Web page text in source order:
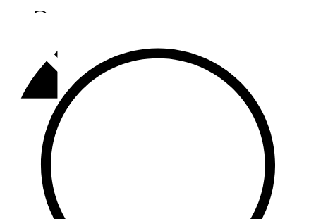
Әлмәт
92,9 FM
Базарлы матак
107,1 FM
Балык бистәсе
104,9 FM
Баулы